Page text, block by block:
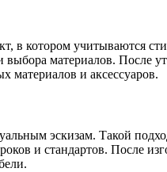
в котором учитываются
материалов. После
материалов и аксессуаров.
эскизам. Такой
и стандартов. После